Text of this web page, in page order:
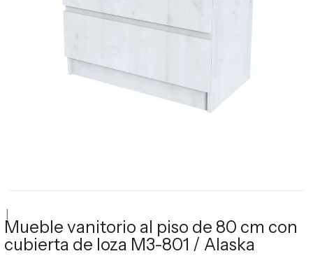
|
Mueble vanitorio al piso de 80 cm con
cubierta de loza M3-801 / Alaska